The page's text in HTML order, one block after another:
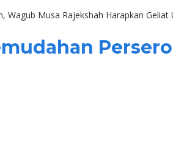
Wagub Musa Rajekshah Harapkan Geliat